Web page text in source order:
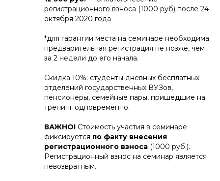
регистрационного взноса (1000 руб) после 24
октября 2020 года
*для гарантии места на семинаре необходима
предварительная регистрация не позже, чем
за 2 недели до его начала.
Скидка 10%: студенты дневных бесплатных
отделений государственных ВУЗов,
пенсионеры, семейные пары, пришедшие на
тренинг одновременно.
ВАЖНО! Стоимость участия в семинаре
фиксируется по факту внесения
регистрационного взноса (1000 руб.).
Регистрационный взнос на семинар является
невозвратным.